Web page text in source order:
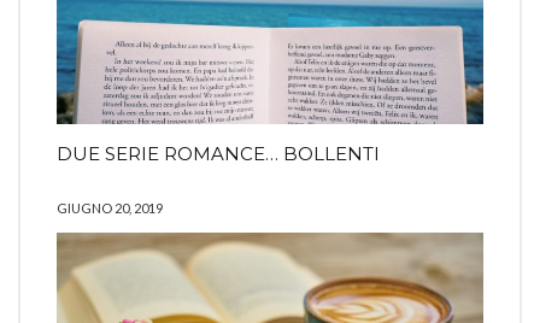
DUE SERIE ROMANCE… BOLLENTI
GIUGNO 20, 2019